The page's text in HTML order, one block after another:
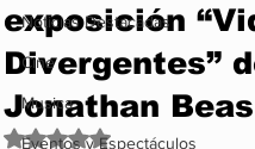
Noticias Destacadas
Cine
Musica
Eventos y Espectáculos
exposición
Divergentes”
Jonathan Beas
Obtuvo NaN de 5 estrellas.